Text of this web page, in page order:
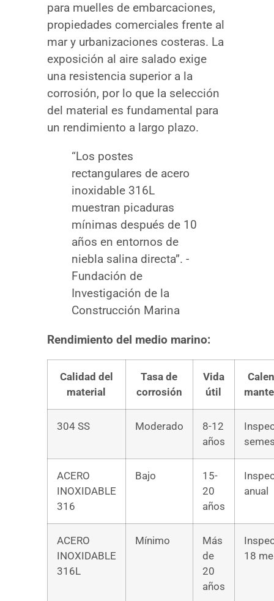
para muelles de embarcaciones,
propiedades comerciales frente al
mar y urbanizaciones costeras. La
exposición al aire salado exige
una resistencia superior a la
corrosión, por lo que la selección
del material es fundamental para
un rendimiento a largo plazo.
“Los postes
rectangulares de acero
inoxidable 316L
muestran picaduras
mínimas después de 10
años en entornos de
niebla salina directa”. -
Fundación de
Investigación de la
Construcción Marina
Rendimiento del medio marino:
Calidad del
material
Tasa de
corrosión
Vida
útil
304 SS Moderado
8-12
años
ACERO
INOXIDABLE
316
Bajo
15-
20
años
anual
ACERO
INOXIDABLE
316L
Mínimo
Más
de
20
años
18